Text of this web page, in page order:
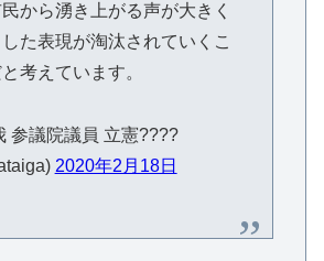
から湧き上がる声が大きく
た表現が淘汰されていくこ
考えています。
参議院議員 立憲????
2020年2月18日